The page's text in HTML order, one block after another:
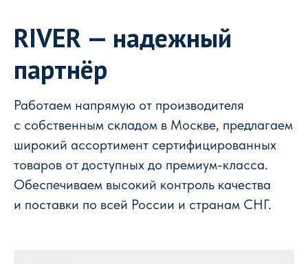
RIVER — надежный
партнёр
Работаем напрямую от производителя
с собственным складом в Москве, предлагаем
широкий ассортимент сертифицированных
товаров от доступных до премиум-класса.
Обеспечиваем высокий контроль качества
и поставки по всей России и странам СНГ.